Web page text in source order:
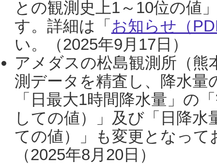
との観測史上1～10位の値
す。詳細は「 お知らせ（
い。（2025年9月17日）
アメダスの松島観測所（熊
測データを精査し、降水
「日最大1時間降水量」の
しての値）」及び「日降
ての値）」も変更となっ
（2025年8月20日）